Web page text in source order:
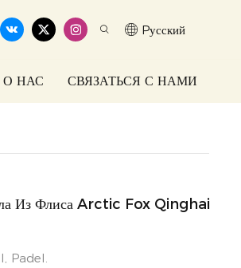
Pусский
О НАС СВЯЗАТЬСЯ С НАМИ
Из Флиса Arctic Fox Qinghai
Padel.